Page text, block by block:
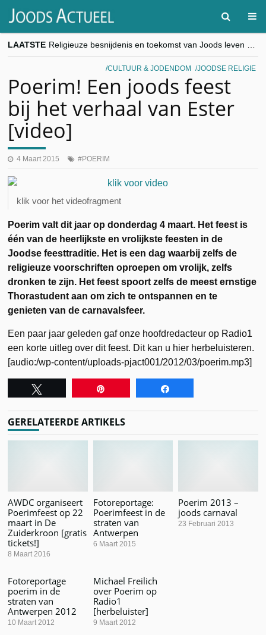
LAATSTE
“Besnijdenisdebat toont hoe moeilijk seculiere Westen minderheden begrijpt”, Jinnih Beels (Vooruit)
CITYTRIP | ROEMENIË – Boekarest: de verrassing van Oost-Europa
CULTUUR & JODENDOM JOODSE RELIGIE
Poerim! Een joods feest
bij het verhaal van Ester
[video]
4 Maart 2015 POERIM
klik voor het videofragment
Poerim valt dit jaar op donderdag 4 maart. Het feest is
één van de heerlijkste en vrolijkste feesten in de
Joodse feesttraditie. Het is een dag waarbij zelfs de
religieuze voorschriften oproepen om vrolijk, zelfs
dronken te zijn. Het feest spoort zelfs de meest ernstige
Thorastudent aan om zich te ontspannen en te
genieten van de carnavalsfeer.
Een paar jaar geleden gaf onze hoofdredacteur op Radio1
een korte uitleg over dit feest. Dit kan u hier herbeluisteren.
[audio:/wp-content/uploads-pjact001/2012/03/poerim.mp3]
GERELATEERDE ARTIKELS
AWDC organiseert
Poerimfeest op 22
maart in De
Zuiderkroon [gratis
tickets!]
8 Maart 2016
Fotoreportage:
Poerimfeest in de
straten van
Antwerpen
6 Maart 2015
Poerim 2013 –
joods carnaval
23 Februari 2013
Fotoreportage
poerim in de
straten van
Antwerpen 2012
10 Maart 2012
Michael Freilich
over Poerim op
Radio1
[herbeluister]
9 Maart 2012